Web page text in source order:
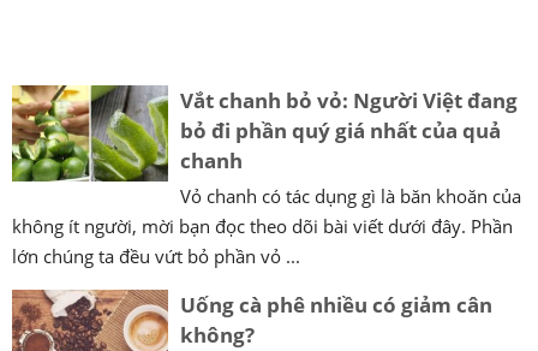
Vắt chanh bỏ vỏ: Người Việt đang
bỏ đi phần quý giá nhất của quả
chanh
Vỏ chanh có tác dụng gì là băn khoăn của
không ít người, mời bạn đọc theo dõi bài viết dưới đây. Phần
lớn chúng ta đều vứt bỏ phần vỏ ...
Uống cà phê nhiều có giảm cân
không?